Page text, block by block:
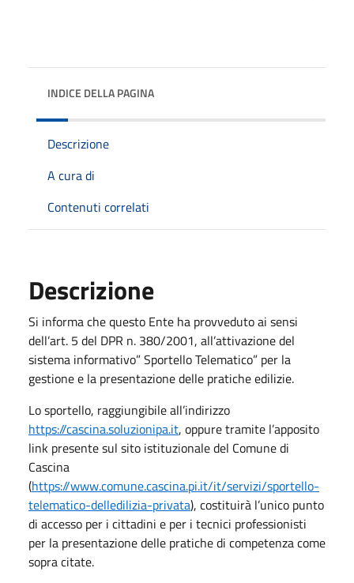
INDICE DELLA PAGINA
Descrizione
A cura di
Contenuti correlati
Descrizione
Si informa che questo Ente ha provveduto ai sensi
dell’art. 5 del DPR n. 380/2001, all’attivazione del
sistema informativo” Sportello Telematico” per la
gestione e la presentazione delle pratiche edilizie.
Lo sportello, raggiungibile all’indirizzo
https://cascina.soluzionipa.it, oppure tramite l’apposito
link presente sul sito istituzionale del Comune di
Cascina
(https://www.comune.cascina.pi.it/it/servizi/sportello-
telematico-delledilizia-privata), costituirà l’unico punto
di accesso per i cittadini e per i tecnici professionisti
per la presentazione delle pratiche di competenza come
sopra citate.